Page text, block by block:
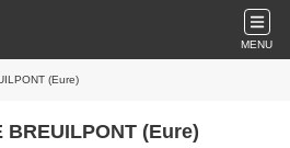
MENU
(Eure)
BREUILPONT (Eure)